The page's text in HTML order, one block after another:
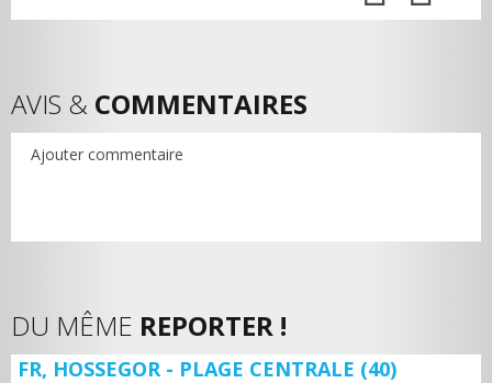
AVIS & COMMENTAIRES
Ajouter commentaire
DU MÊME REPORTER !
FR, HOSSEGOR - PLAGE CENTRALE (40)